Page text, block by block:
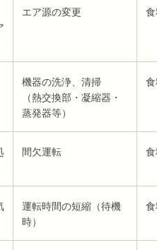
エア源の変更
機器の洗浄、清掃
（熱交換部・凝縮器・
蒸発器等）
間欠運転
運転時間の短縮（待機
時）